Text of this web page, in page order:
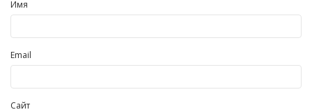
Имя
Email
Сайт